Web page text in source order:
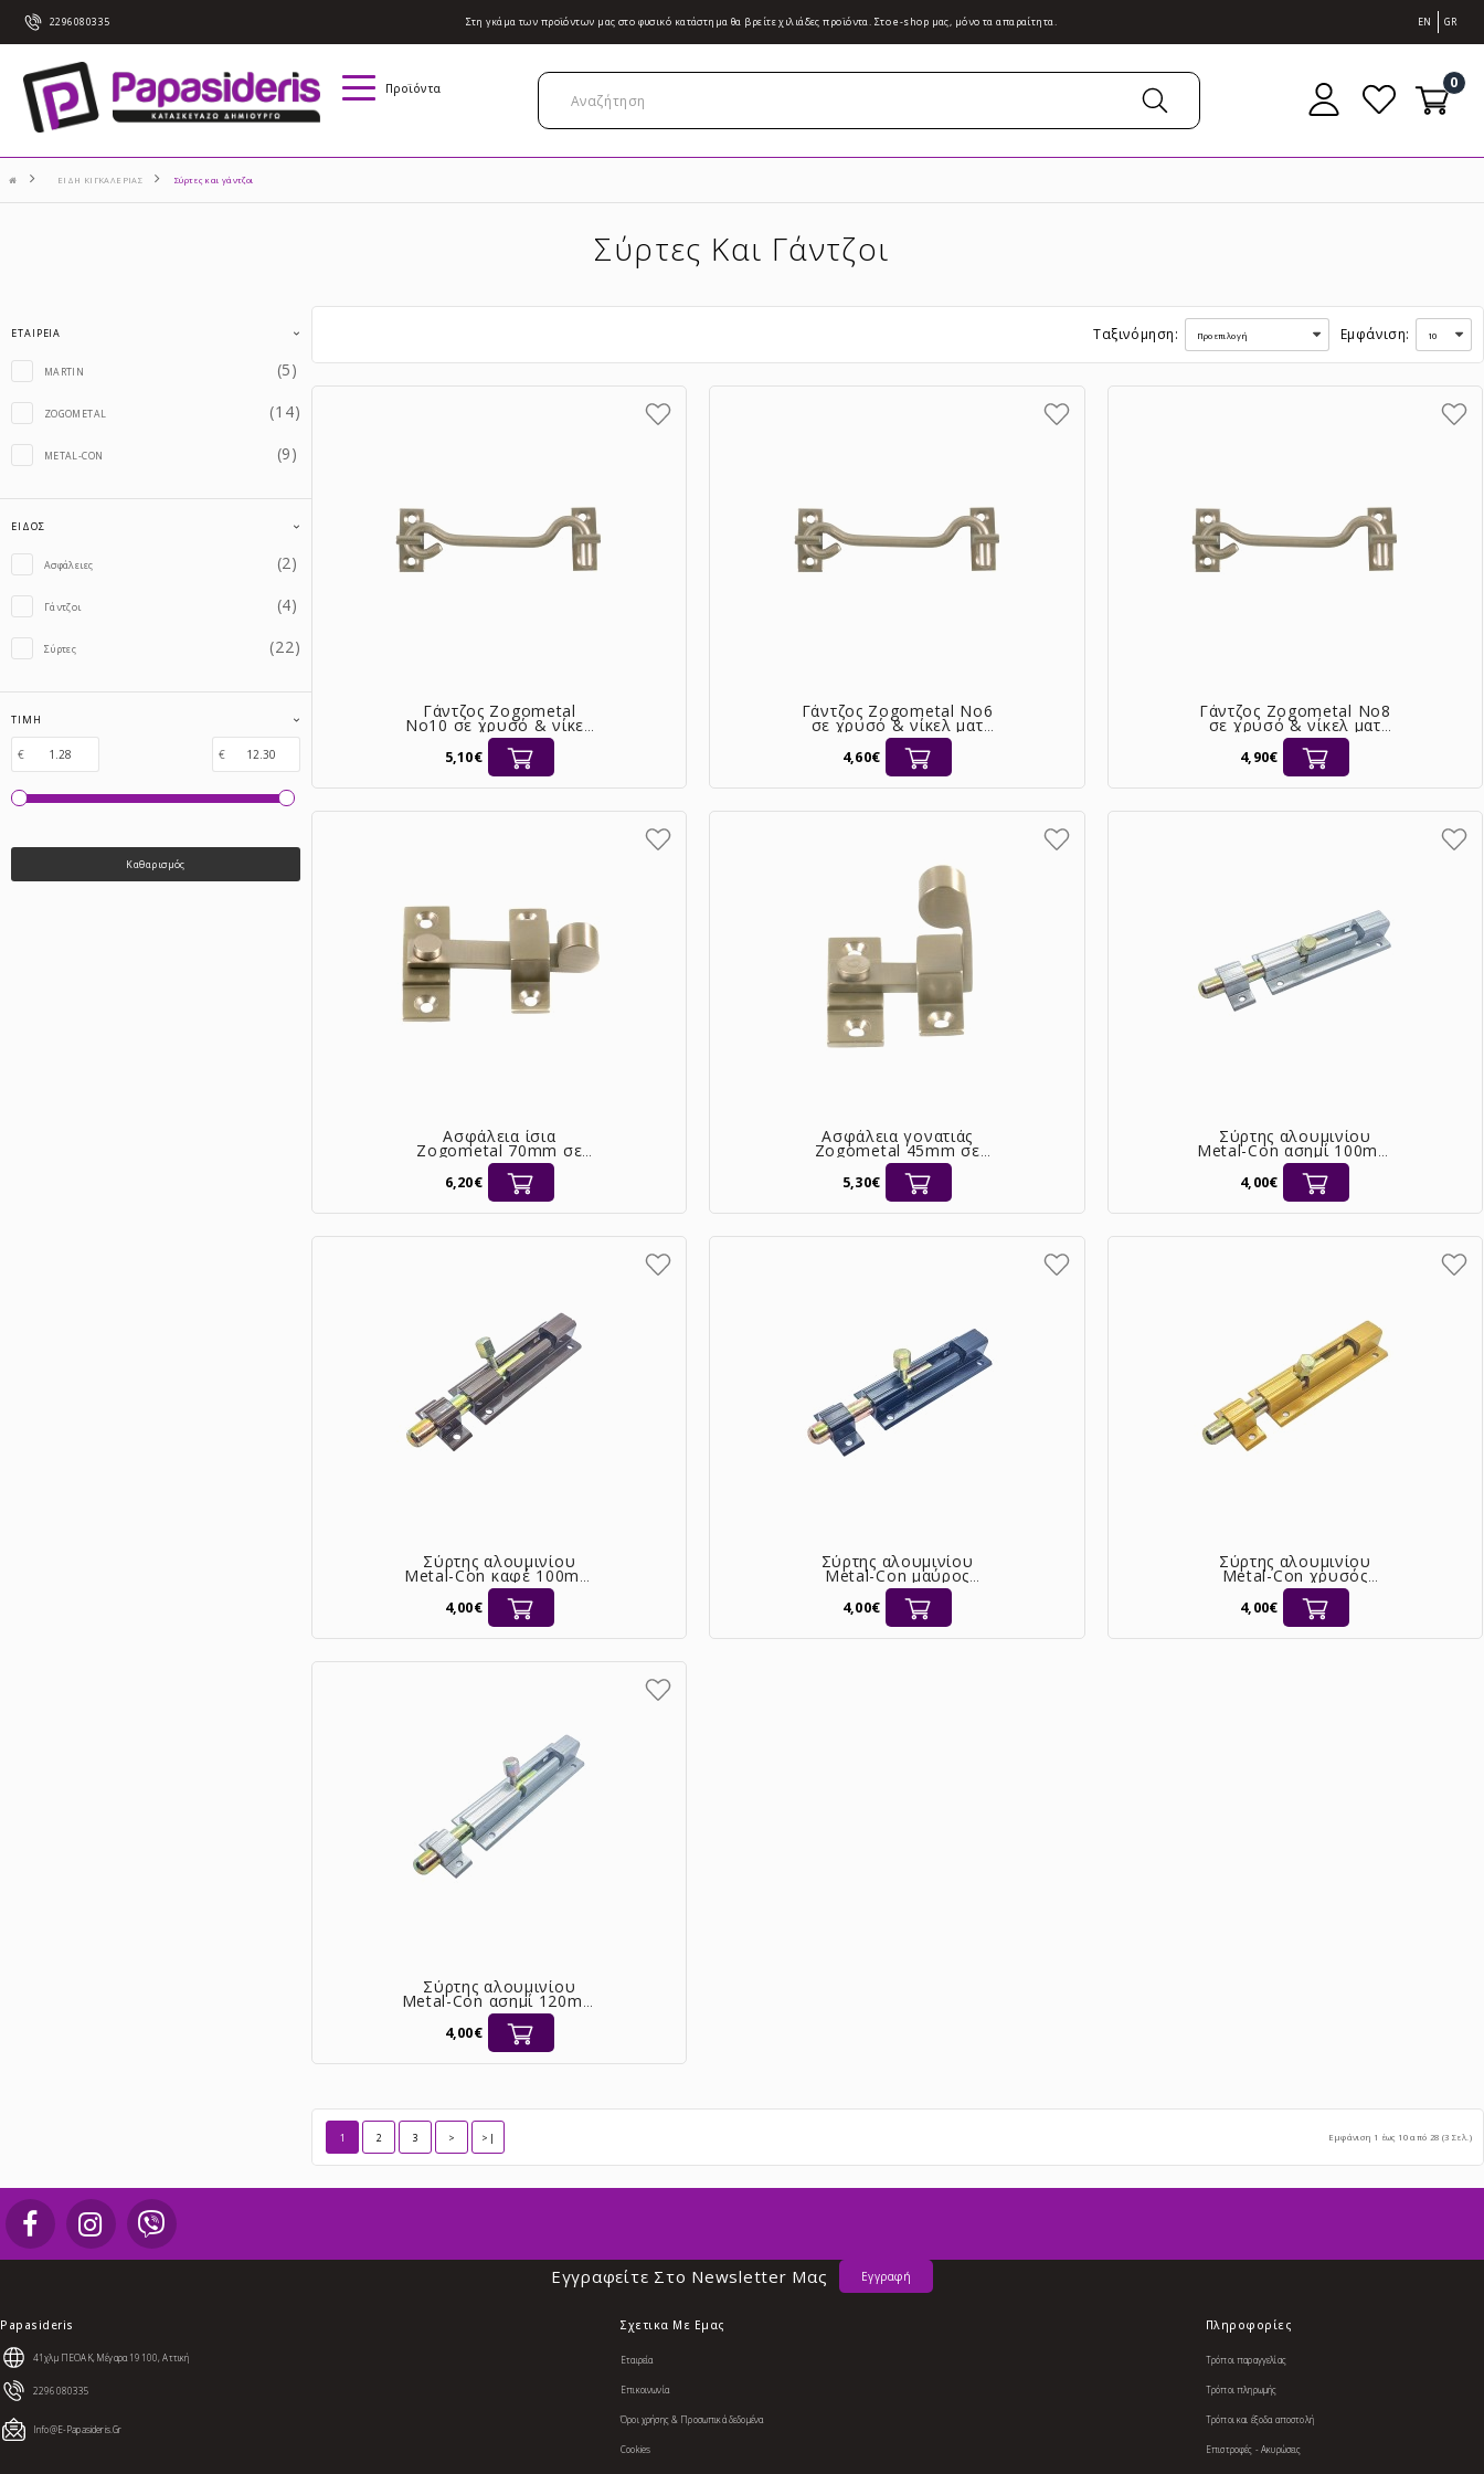
Στη γκάμα των προϊόντων μας στο φυσικό κατάστημα θα βρείτε χιλιάδες προϊόντα. Στο e-shop μας, μόνο τα απαραίτητα.
2296080335 EN GR
Προϊόντα 0
ΕΙΔΗ ΚΙΓΚΑΛΕΡΙΑΣ Σύρτες και γάντζοι
Σύρτες Και Γάντζοι
ΕΤΑΙΡΕΊΑ
MARTIN (5)
ZOGOMETAL (14)
METAL-CON (9)
ΕΊΔΟΣ
Ασφάλειες (2)
Γάντζοι (4)
Σύρτες (22)
ΤΙΜΉ
€ €
Καθαρισμός
Ταξινόμηση: Εμφάνιση:
Γάντζος Zogometal
No10 σε χρυσό & νίκελ
ματ [0039]
5,10€
Γάντζος Zogometal No6
σε χρυσό & νίκελ ματ
[0039]
4,60€
Γάντζος Zogometal No8
σε χρυσό & νίκελ ματ
[0039]
4,90€
Ασφάλεια ίσια
Zogometal 70mm σε
χρυσό & νίκελ ματ
[0040]
6,20€
Ασφάλεια γονατιάς
Zogometal 45mm σε
χρυσό & νίκελ ματ
[0041]
5,30€
Σύρτης αλουμινίου
Metal-Con ασημί 100mm
με πύρο Ø12 [08-8741]
4,00€
Σύρτης αλουμινίου
Metal-Con καφέ 100mm
με πύρο Ø12 [08-8742]
4,00€
Σύρτης αλουμινίου
Metal-Con μαύρος
100mm με πύρο Ø12
[08-8744]
4,00€
Σύρτης αλουμινίου
Metal-Con χρυσός
100mm με πύρο Ø12
[08-8745]
4,00€
Σύρτης αλουμινίου
Metal-Con ασημί 120mm
με πύρο Ø12 [08-8751]
4,00€
1 2 3 > >| Εμφάνιση 1 έως 10 από 28 (3 Σελ.)
Εγγραφείτε Στο Νewsletter Μας Εγγραφή
Papasideris
41χλμ ΠΕΟΑΚ, Μέγαρα 19100, Αττική
2296080335
Info@e-Papasideris.gr
Σχετικα Με Εμας
Εταιρεία
Επικοινωνία
Όροι χρήσης & Προσωπικά δεδομένα
Cookies
Πληροφορίες
Τρόποι παραγγελίας
Τρόποι πληρωμής
Τρόποι και έξοδα αποστολή
Επιστροφές - Ακυρώσεις